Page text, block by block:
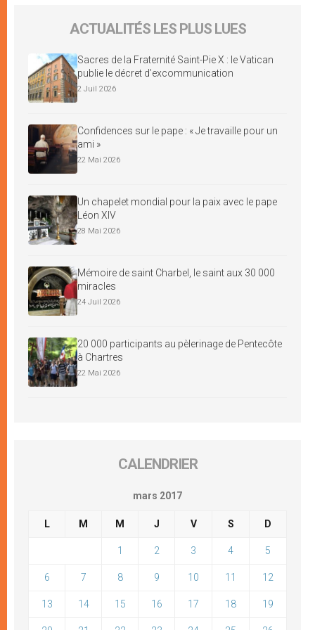
ACTUALITÉS LES PLUS LUES
Sacres de la Fraternité Saint-Pie X : le Vatican
publie le décret d’excommunication
2 Juil 2026
Confidences sur le pape : « Je travaille pour un
ami »
22 Mai 2026
Un chapelet mondial pour la paix avec le pape
Léon XIV
28 Mai 2026
Mémoire de saint Charbel, le saint aux 30 000
miracles
24 Juil 2026
20 000 participants au pèlerinage de Pentecôte
à Chartres
22 Mai 2026
CALENDRIER
mars 2017
L M M J V S D
1 2 3 4 5
6 7 8 9 10 11 12
13 14 15 16 17 18 19